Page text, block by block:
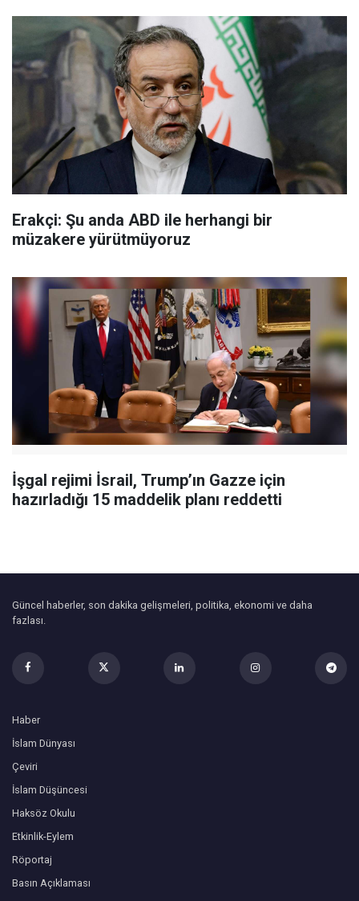
Erakçi: Şu anda ABD ile herhangi bir
müzakere yürütmüyoruz
İşgal rejimi İsrail, Trump’ın Gazze için
hazırladığı 15 maddelik planı reddetti
Güncel haberler, son dakika gelişmeleri, politika, ekonomi ve daha
fazlası.
Haber
İslam Dünyası
Çeviri
İslam Düşüncesi
Haksöz Okulu
Etkinlik-Eylem
Röportaj
Basın Açıklaması